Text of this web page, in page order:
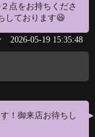
点をお持ちくださ
しております😆
2026-05-19 15:35:48
！御来店お待ちし